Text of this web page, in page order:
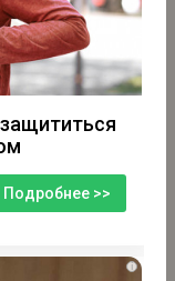
Подробнее >>
i